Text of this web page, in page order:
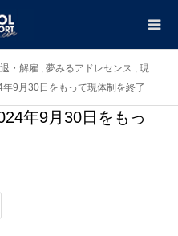
・解雇 , 夢みるアドレセンス , 現
9月30日をもって現体制を終了
年9月30日をもっ